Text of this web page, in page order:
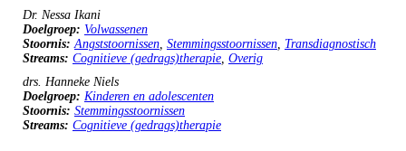
Dr. Nessa Ikani
Doelgroep: Volwassenen
Stoornis: Angststoornissen, Stemmingsstoornissen, Transdiagnostisch
Streams: Cognitieve (gedrags)therapie, Overig
drs. Hanneke Niels
Doelgroep: Kinderen en adolescenten
Stoornis: Stemmingsstoornissen
Streams: Cognitieve (gedrags)therapie